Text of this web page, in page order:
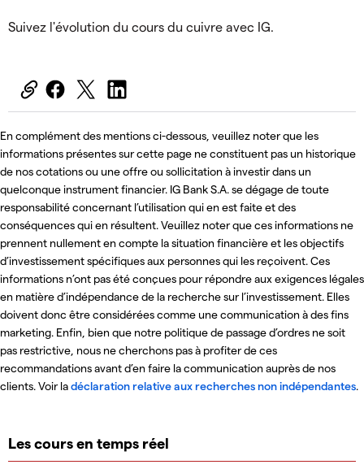
Suivez l'évolution du cours du cuivre avec IG.
En complément des mentions ci-dessous, veuillez noter que les
informations présentes sur cette page ne constituent pas un historique
de nos cotations ou une offre ou sollicitation à investir dans un
quelconque instrument financier. IG Bank S.A. se dégage de toute
responsabilité concernant l’utilisation qui en est faite et des
conséquences qui en résultent. Veuillez noter que ces informations ne
prennent nullement en compte la situation financière et les objectifs
d’investissement spécifiques aux personnes qui les reçoivent. Ces
informations n’ont pas été conçues pour répondre aux exigences légales
en matière d’indépendance de la recherche sur l’investissement. Elles
doivent donc être considérées comme une communication à des fins
marketing. Enfin, bien que notre politique de passage d’ordres ne soit
pas restrictive, nous ne cherchons pas à profiter de ces
recommandations avant d’en faire la communication auprès de nos
clients. Voir ladéclaration relative aux recherches non indépendantes.
Les cours en temps réel